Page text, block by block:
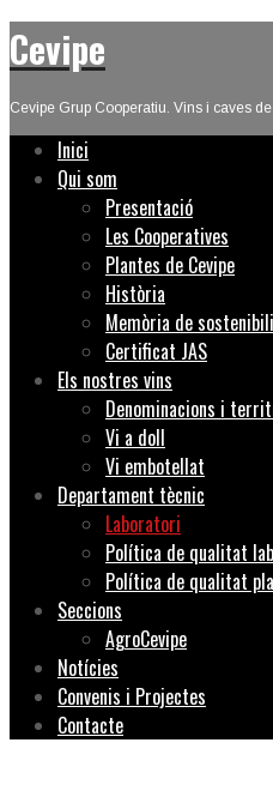
Cevipe
Cevipe Grup Cooperatiu. Vins i caves
Inici
Qui som
Presentació
Les Cooperatives
Plantes de Cevipe
Història
Memòria de
Certificat JAS
Els nostres vins
Denominacions i
Vi a doll
Vi embotellat
Departament tècnic
Laboratori
Política de qualitat
Política de qualitat
Seccions
AgroCevipe
Notícies
Convenis i Projectes
Contacte